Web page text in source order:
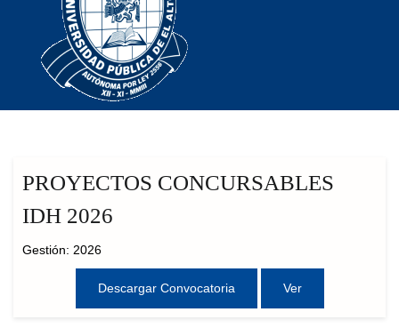
PROYECTOS CONCURSABLES
IDH 2026
Gestión: 2026
Descargar Convocatoria Ver